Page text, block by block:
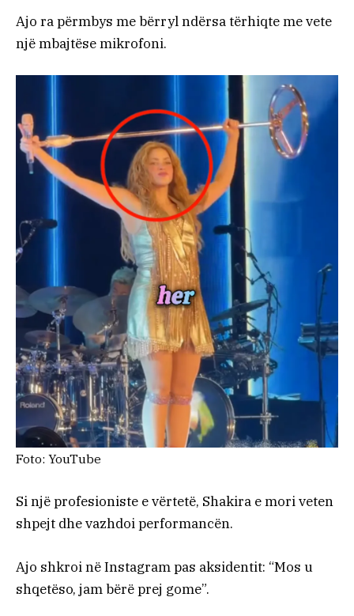
Ajo ra përmbys me bërryl ndërsa tërhiqte me vete
një mbajtëse mikrofoni.
Foto: YouTube
Si një profesioniste e vërtetë, Shakira e mori veten
shpejt dhe vazhdoi performancën.
Ajo shkroi në Instagram pas aksidentit: “Mos u
shqetëso, jam bërë prej gome”.